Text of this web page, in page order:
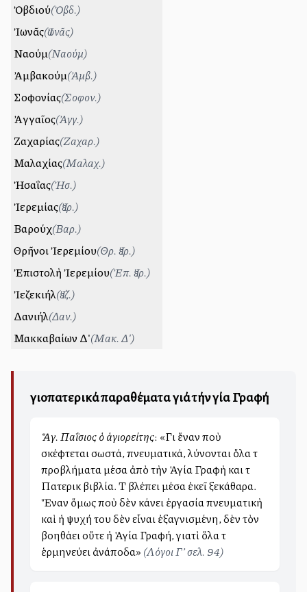
Ὀβδιού(Ὀβδ.)
Ἰωνᾶς(Ἰωνᾶς)
Ναούμ(Ναούμ)
Ἀμβακούμ(Ἀμβ.)
Σοφονίας(Σοφον.)
Ἀγγαῖος(Ἀγγ.)
Ζαχαρίας(Ζαχαρ.)
Μαλαχίας(Μαλαχ.)
Ἠσαΐας(Ἠσ.)
Ἰερεμίας(Ἰερ.)
Βαρούχ(Βαρ.)
Θρῆνοι Ἰερεμίου(Θρ. Ἰερ.)
Ἐπιστολὴ Ἰερεμίου(Ἐπ. Ἰερ.)
Ἰεζεκιήλ(Ἰεζ.)
Δανιήλ(Δαν.)
Μακκαβαίων Δ'(Μακ. Δ')
Ἁγιοπατερικά παραθέματα γιά τήν Ἁγία Γραφή
Ἅγ. Παΐσιος ὁ ἁγιορείτης: «Γιὰ ἕναν ποὺ
σκέφτεται σωστά, πνευματικά, λύνονται ὅλα τὰ
προβλήματα μέσα ἀπὸ τὴν Ἁγία Γραφὴ και τὰ
Πατερικὰ βιβλία. Τὰ βλέπει μέσα ἐκεῖ ξεκάθαρα.
Ἕναν ὅμως ποὺ δὲν κάνει ἐργασία πνευματικὴ
καὶ ἡ ψυχή του δὲν εἶναι ἐξαγνισμένη, δὲν τὸν
βοηθάει οὔτε ἡ Ἁγία Γραφή, γιατὶ ὅλα τὰ
ἑρμηνεύει ἀνάποδα» (Λόγοι Γ’ σελ. 94)